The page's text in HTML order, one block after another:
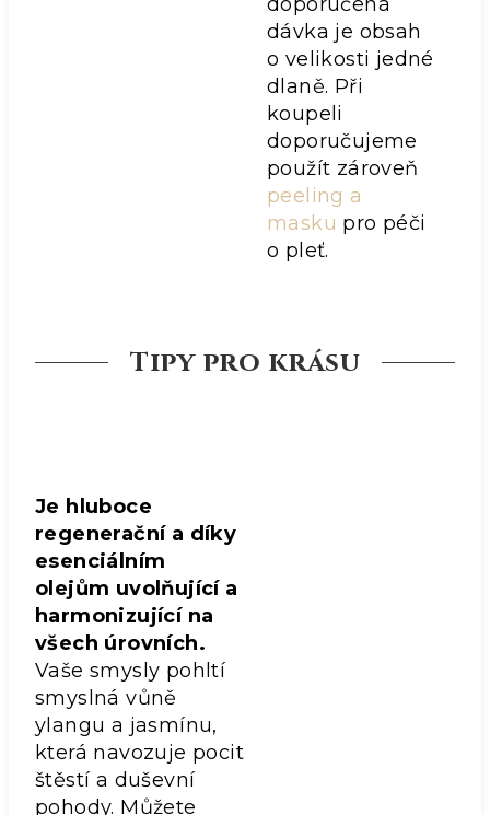
dávka je obsah
o velikosti jedné
dlaně. Při
koupeli
doporučujeme
použít zároveň
peeling a
masku pro péči
o pleť.
Tipy pro krásu
Je hluboce
regenerační a díky
esenciálním
olejům uvolňující a
harmonizující na
všech úrovních.
Vaše smysly pohltí
smyslná vůně
ylangu a jasmínu,
která navozuje pocit
štěstí a duševní
pohody. Můžete